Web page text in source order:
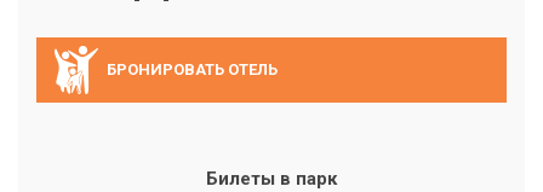
БРОНИРОВАТЬ ОТЕЛЬ
Билеты в парк